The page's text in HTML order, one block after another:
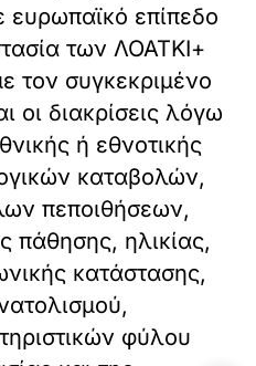
ευρωπαϊκό επίπεδο
των ΛΟΑΤΚΙ+
συγκεκριμένο
οι διακρίσεις λόγω
ή εθνοτικής
καταβολών,
πεποιθήσεων,
πάθησης, ηλικίας,
κατάστασης,
φύλου